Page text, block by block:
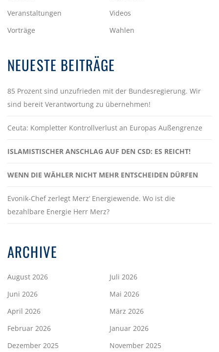
Veranstaltungen
Videos
Vorträge
Wahlen
NEUESTE BEITRÄGE
85 Prozent sind unzufrieden mit der Bundesregierung. Wir
sind bereit Verantwortung zu übernehmen!
Ceuta: Kompletter Kontrollverlust an Europas Außengrenze
ISLAMISTISCHER ANSCHLAG AUF DEN CSD: ES REICHT!
WENN DIE WÄHLER NICHT MEHR ENTSCHEIDEN DÜRFEN
Evonik-Chef zerlegt Merz‘ Energiewende. Wo ist die
bezahlbare Energie Herr Merz?
ARCHIVE
August 2026
Juli 2026
Juni 2026
Mai 2026
April 2026
März 2026
Februar 2026
Januar 2026
Dezember 2025
November 2025